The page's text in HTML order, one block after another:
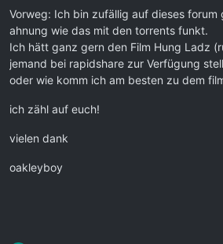
Vorweg: Ich bin zufällig auf dieses forum
ahnung wie das mit den torrents funkt.
Ich hätt ganz gern den Film Hung Ladz
jemand bei rapidshare zur Verfügung
oder wie komm ich am besten zu dem
ich zähl auf euch!
vielen dank
oakleyboy